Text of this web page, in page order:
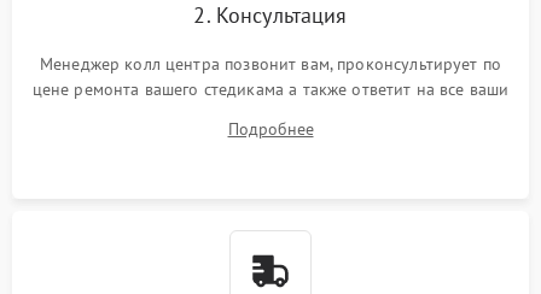
2. Консультация
Менеджер колл центра позвонит вам, проконсультирует по
цене ремонта вашего стедикама а также ответит на все ваши
Подробнее